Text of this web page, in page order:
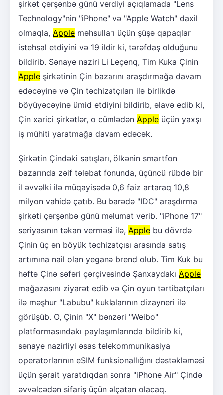
şirkət çərşənbə günü verdiyi açıqlamada "Lens
Technology"nin "iPhone" və "Apple Watch" daxil
olmaqla, Apple məhsulları üçün şüşə qapaqlar
istehsal etdiyini və 19 ildir ki, tərəfdaş olduğunu
bildirib. Sənaye naziri Li Leçenq, Tim Kuka Çinin
Apple şirkətinin Çin bazarını araşdırmağa davam
edəcəyinə və Çin təchizatçıları ilə birlikdə
böyüyəcəyinə ümid etdiyini bildirib, əlavə edib ki,
Çin xarici şirkətlər, o cümlədən Apple üçün yaxşı
iş mühiti yaratmağa davam edəcək.
Şirkətin Çindəki satışları, ölkənin smartfon
bazarında zəif tələbat fonunda, üçüncü rübdə bir
il əvvəlki ilə müqayisədə 0,6 faiz artaraq 10,8
milyon vahidə çatıb. Bu barədə "IDC" araşdırma
şirkəti çərşənbə günü məlumat verib. "iPhone 17"
seriyasının təkan verməsi ilə, Apple bu dövrdə
Çinin üç ən böyük təchizatçısı arasında satış
artımına nail olan yeganə brend olub. Tim Kuk bu
həftə Çinə səfəri çərçivəsində Şanxaydakı Apple
mağazasını ziyarət edib və Çin oyun tərtibatçıları
ilə məşhur "Labubu" kuklalarının dizayneri ilə
görüşüb. O, Çinin "X" bənzəri "Weibo"
platformasındakı paylaşımlarında bildirib ki,
sənaye nazirliyi əsas telekommunikasiya
operatorlarının eSIM funksionallığını dəstəkləməsi
üçün şərait yaratdıqdan sonra "iPhone Air" Çində
əvvəlcədən sifariş üçün əlçatan olacaq.